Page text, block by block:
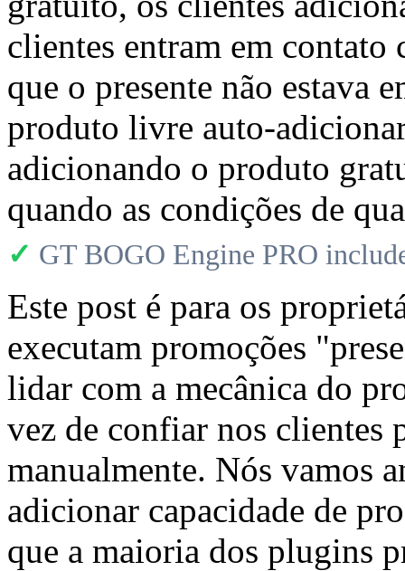
clientes entram em
que o presente não estava
produto livre auto-
adicionando o produto
quando as condições de
✓ GT BOGO Engine PRO
Este post é para os
executam promoções
lidar com a mecânica do
vez de confiar nos clientes
manualmente. Nós vamos
adicionar capacidade de
que a maioria dos plugins